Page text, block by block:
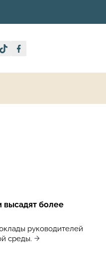
высадят более
руководителей
среды.